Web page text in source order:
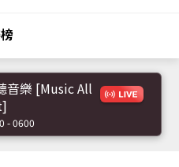
音樂 [Music All
- 0600